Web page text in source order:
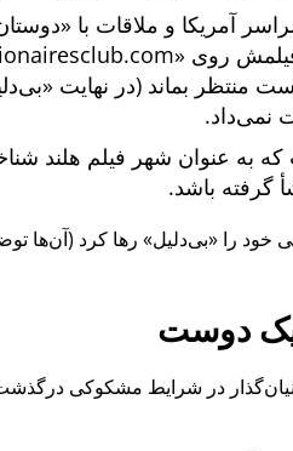
روی
منتظر بماند (در نهایت
نمی‌داد.
به عنوان شهر فیلم هلند
گرفته باشد.
بی‌دلیل
رها کرد (آن‌ها
دوست
یکی از دوستان بنیان‌گذار در شرایط مشکوکی